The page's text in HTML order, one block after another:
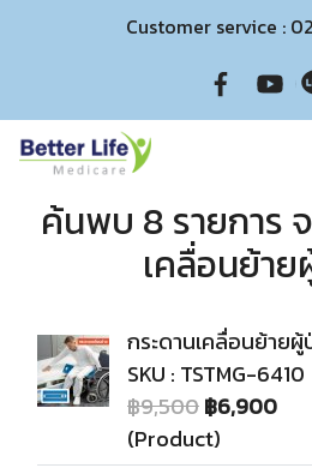
Customer service :
ค้นพบ 8 รายการ
เคลื่อนย้า
กระดานเคลื่อนย้ายผู้
SKU : TSTMG-6410
฿9,500฿6,900
(Product)